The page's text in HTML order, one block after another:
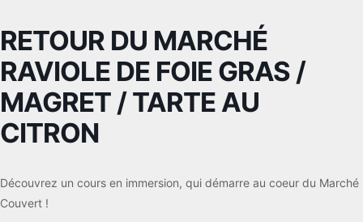
RETOUR DU MARCHÉ
RAVIOLE DE FOIE GRAS /
MAGRET / TARTE AU
CITRON
Découvrez un cours en immersion, qui démarre au coeur du Marché
Couvert !